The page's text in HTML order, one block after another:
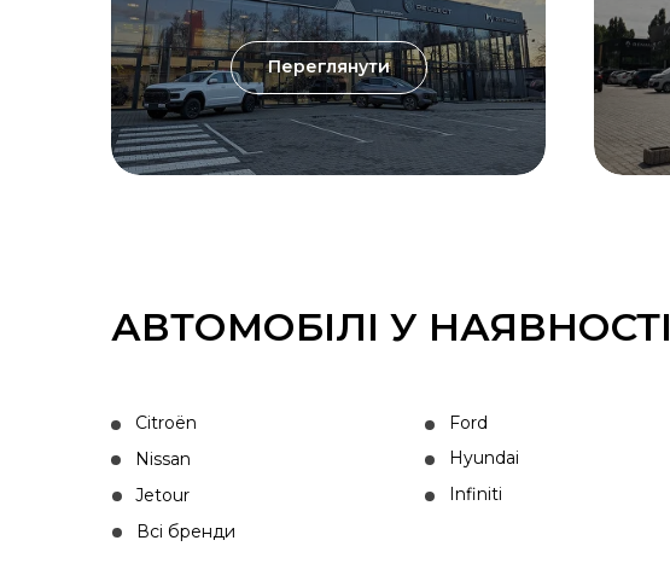
Переглянути
АВТОМОБІЛІ У НАЯВНОСТІ
Infiniti
Nissan Hyundai
Ford
Citroën
Jetour
Всі бренди